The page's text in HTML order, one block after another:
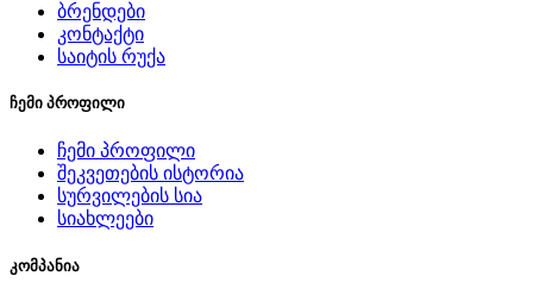
ბრენდები
კონტაქტი
საიტის რუქა
ჩემი პროფილი
ჩემი პროფილი
შეკვეთების ისტორია
სურვილების სია
სიახლეები
კომპანია